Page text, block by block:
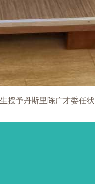
授予丹斯里陈广才委任状